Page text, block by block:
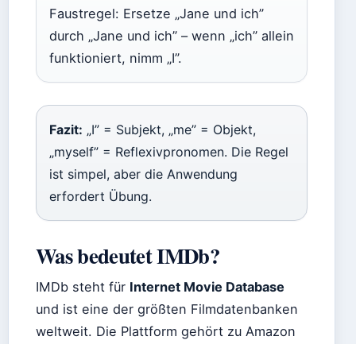
Faustregel: Ersetze „Jane und ich”
durch „Jane und ich” – wenn „ich” allein
funktioniert, nimm „I”.
Fazit: „I” = Subjekt, „me” = Objekt,
„myself” = Reflexivpronomen. Die Regel
ist simpel, aber die Anwendung
erfordert Übung.
Was bedeutet IMDb?
IMDb steht für Internet Movie Database
und ist eine der größten Filmdatenbanken
weltweit. Die Plattform gehört zu Amazon